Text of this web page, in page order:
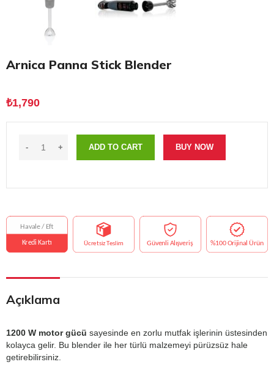
Arnica Panna Stick Blender
₺1,790
ADD TO CART BUY NOW
Açıklama
1200 W motor gücü sayesinde en zorlu mutfak işlerinin üstesinden
kolayca gelir. Bu blender ile her türlü malzemeyi pürüzsüz hale
getirebilirsiniz.